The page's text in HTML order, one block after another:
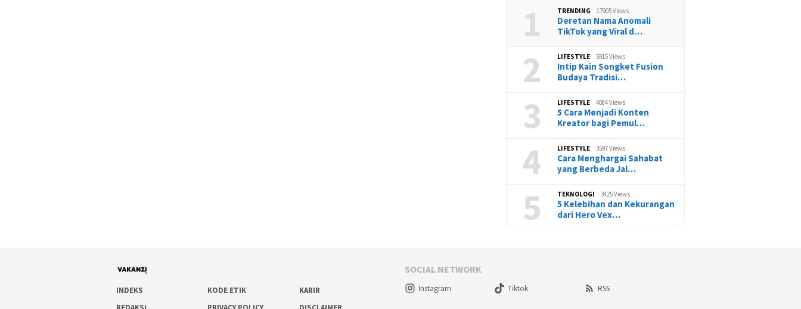
1 TRENDING 17905 Views
Deretan Nama Anomali
TikTok yang Viral d…
2 LIFESTYLE 5915 Views
Intip Kain Songket Fusion
Budaya Tradisi…
3 LIFESTYLE 4084 Views
5 Cara Menjadi Konten
Kreator bagi Pemul…
4 LIFESTYLE 3597 Views
Cara Menghargai Sahabat
yang Berbeda Jal…
5 TEKNOLOGI 3425 Views
5 Kelebihan dan Kekurangan
dari Hero Vex…
INDEKS KODE ETIK
KARIR
SOCIAL NETWORK
Instagram Tiktok RSS